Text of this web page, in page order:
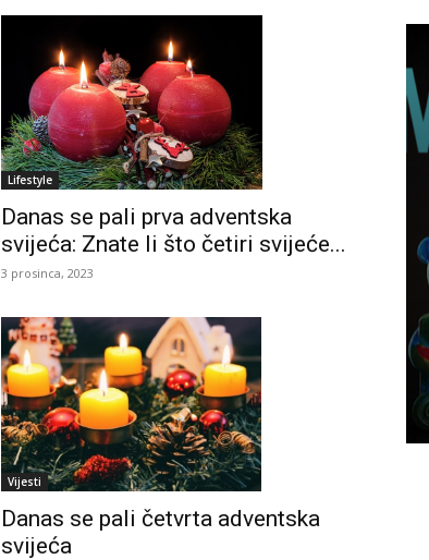
Lifestyle
Danas se pali prva adventska
svijeća: Znate li što četiri svijeće...
3 prosinca, 2023
Vijesti
Danas se pali četvrta adventska
svijeća